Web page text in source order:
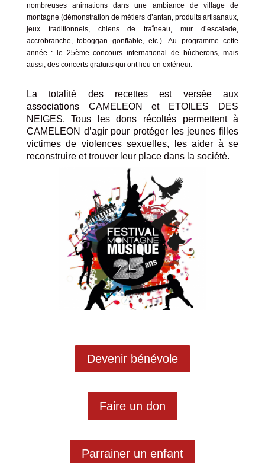
nombreuses animations dans une ambiance de village de
montagne (démonstration de métiers d’antan, produits artisanaux,
jeux traditionnels, chiens de traîneau, mur d’escalade,
accrobranche, toboggan gonflable, etc.). Au programme cette
année : le 25ème concours international de bûcherons, mais
aussi, des concerts gratuits qui ont lieu en extérieur.
La totalité des recettes est versée aux
associations CAMELEON et ETOILES DES
NEIGES. Tous les dons récoltés permettent à
CAMELEON d’agir pour protéger les jeunes filles
victimes de violences sexuelles, les aider à se
reconstruire et trouver leur place dans la société.
Devenir bénévole
Faire un don
Parrainer un enfant